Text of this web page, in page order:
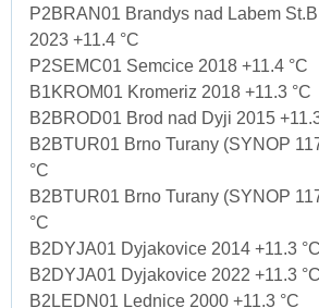
P2BRAN01 Brandys nad Labem
2023 +11.4 °C
P2SEMC01 Semcice 2018 +11.4 °C
B1KROM01 Kromeriz 2018 +11.3 °C
B2BROD01 Brod nad Dyji 2015
B2BTUR01 Brno Turany (SYNOP
°C
B2BTUR01 Brno Turany (SYNOP
°C
B2DYJA01 Dyjakovice 2014 +11.3 °C
B2DYJA01 Dyjakovice 2022 +11.3 °C
B2LEDN01 Lednice 2000 +11.3 °C